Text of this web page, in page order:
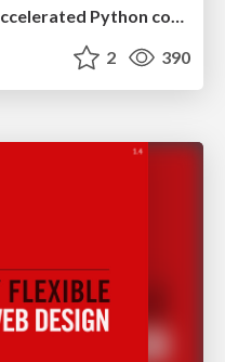
Getting science done with accelerated Python computing platforms
2 390